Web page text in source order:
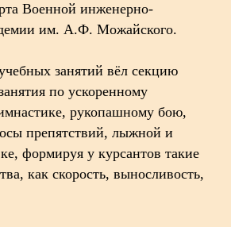
Военной инженерно-
им. А.Ф. Можайского.
занятий вёл секцию
по ускоренному
рукопашному бою,
препятствий, лыжной и
формируя у курсантов такие
как скорость, выносливость,